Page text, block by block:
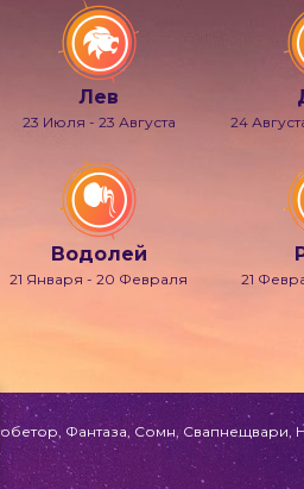
Лев
23 Июля - 23 Августа 24
Водолей
21 Января - 20 Февраля 21
Фантаза, Сомн, Свапнещвари,